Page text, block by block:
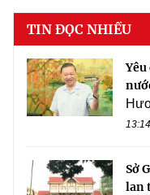
TIN ĐỌC NHIỀU
Sở
lan